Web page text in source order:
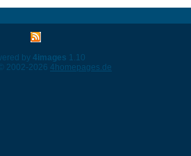
by 4images 1.10
2002-2026 4homepages.de